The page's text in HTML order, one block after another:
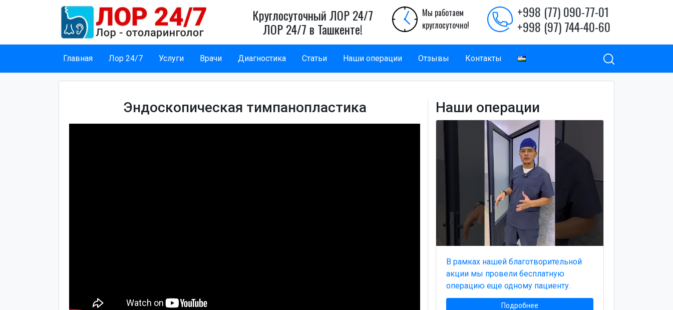
Круглосуточный ЛОР 24/7
ЛОР 24/7 в Ташкенте!
Мы работаем
круглосуточно!
+998 (77) 090-77-01
+998 (97) 744-40-60
Главная Лор 24/7 Услуги Врачи Диагностика Статьи Наши операции Отзывы Контакты
Эндоскопическая тимпанопластика Наши операции
В рамках нашей благотворительной
акции мы провели бесплатную
операцию еще одному пациенту.
Подробнее